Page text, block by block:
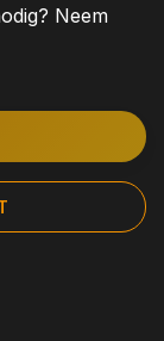
Neem